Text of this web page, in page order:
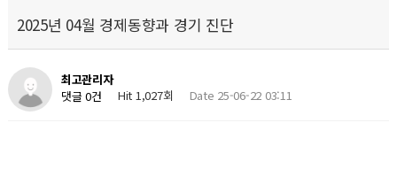
2025년 04월 경제동향과 경기 진단
최고관리자
댓글 0건
Hit 1,027회 Date 25-06-22 03:11